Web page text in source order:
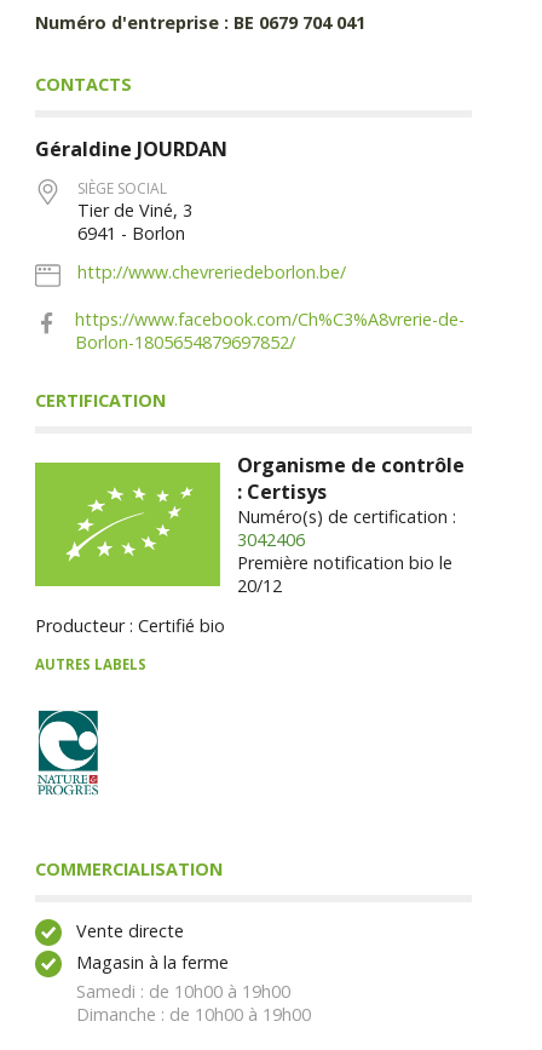
Numéro d'entreprise : BE 0679 704 041
CONTACTS
Géraldine JOURDAN
SIÈGE SOCIAL
Tier de Viné, 3
6941 - Borlon
http://www.chevreriedeborlon.be/
https://www.facebook.com/Ch%C3%A8vrerie-de-
Borlon-1805654879697852/
CERTIFICATION
Organisme de contrôle
: Certisys
Numéro(s) de certification :
3042406
Première notification bio le
20/12
Producteur : Certifié bio
AUTRES LABELS
COMMERCIALISATION
Vente directe
Magasin à la ferme
Samedi : de 10h00 à 19h00
Dimanche : de 10h00 à 19h00